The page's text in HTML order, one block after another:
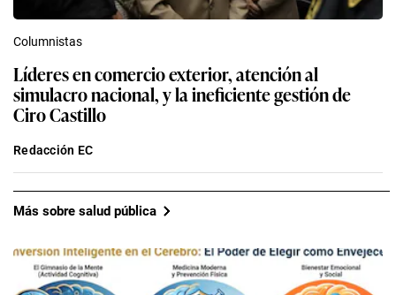
Columnistas
Líderes en comercio exterior, atención al
simulacro nacional, y la ineficiente gestión de
Ciro Castillo
Redacción EC
Más sobre salud pública